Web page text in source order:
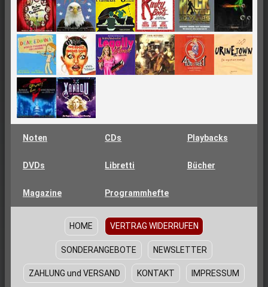
Noten CDs Playbacks
DVDs Libretti Bücher
Magazine Programmhefte
HOME VERTRAG WIDERRUFEN
SONDERANGEBOTE NEWSLETTER
ZAHLUNG und VERSAND KONTAKT IMPRESSUM